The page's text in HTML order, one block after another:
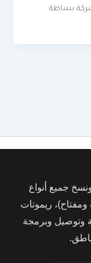
شركة بساطة
جميع أنواع
ريموتات
وتوصيل وبرمجة